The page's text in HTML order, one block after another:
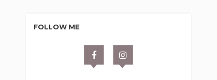
FOLLOW ME